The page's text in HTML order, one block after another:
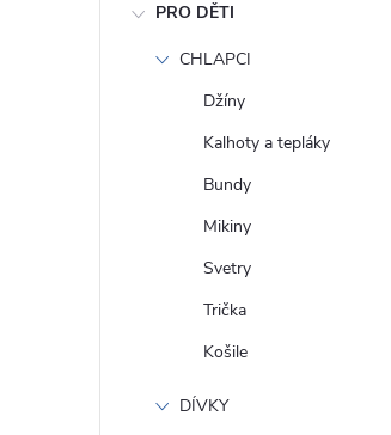
PRO DĚTI
CHLAPCI
Džíny
Kalhoty a tepláky
Bundy
Mikiny
Svetry
Trička
Košile
DÍVKY